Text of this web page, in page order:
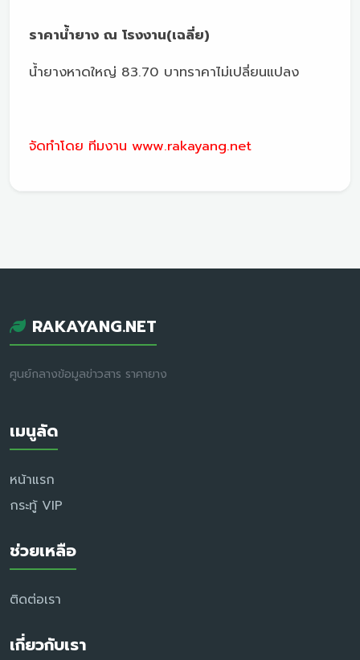
ราคาน้ำยาง ณ โรงงาน(เฉลี่ย)
น้ำยางหาดใหญ่ 83.70 บาทราคาไม่เปลี่ยนแปลง
จัดทำโดย ทีมงาน www.rakayang.net
RAKAYANG.NET
ศูนย์กลางข้อมูลข่าวสาร ราคายาง
เมนูลัด
หน้าแรก
กระทู้ VIP
ช่วยเหลือ
ติดต่อเรา
เกี่ยวกับเรา